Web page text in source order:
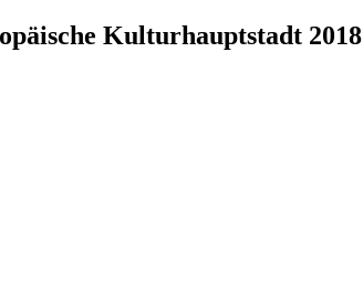
Kulturhauptstadt 2018